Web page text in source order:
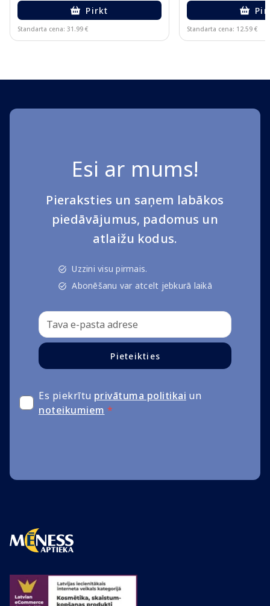
Pirkt
Standarta cena: 31.99 € Standarta cena: 12.59 €
Esi ar mums!
Pieraksties un saņem labākos
piedāvājumus, padomus un
atlaižu kodus.
Uzzini visu pirmais.
Abonēšanu var atcelt jebkurā laikā
Pieteikties
Es piekrītu privātuma politikai un
noteikumiem *